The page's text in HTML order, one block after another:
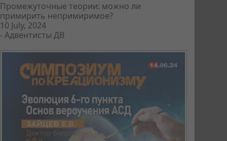
Промежуточные теории: можно ли
примирить непримиримое?
10 July, 2024
-Адвентисты ДВ